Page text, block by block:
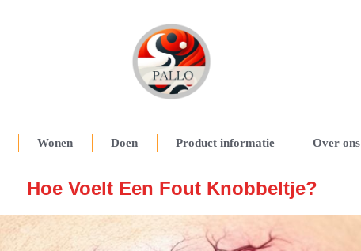
Wonen Doen Product informatie Over ons
Hoe Voelt Een Fout Knobbeltje?